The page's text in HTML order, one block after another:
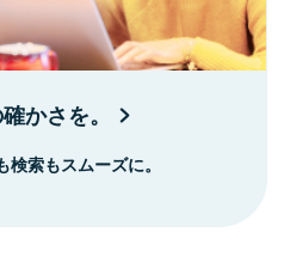
かさを。
索もスムーズに。